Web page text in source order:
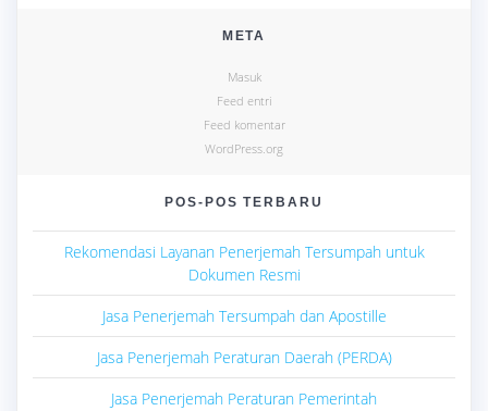
META
Masuk
Feed entri
Feed komentar
WordPress.org
POS-POS TERBARU
Rekomendasi Layanan Penerjemah Tersumpah untuk
Dokumen Resmi
Jasa Penerjemah Tersumpah dan Apostille
Jasa Penerjemah Peraturan Daerah (PERDA)
Jasa Penerjemah Peraturan Pemerintah